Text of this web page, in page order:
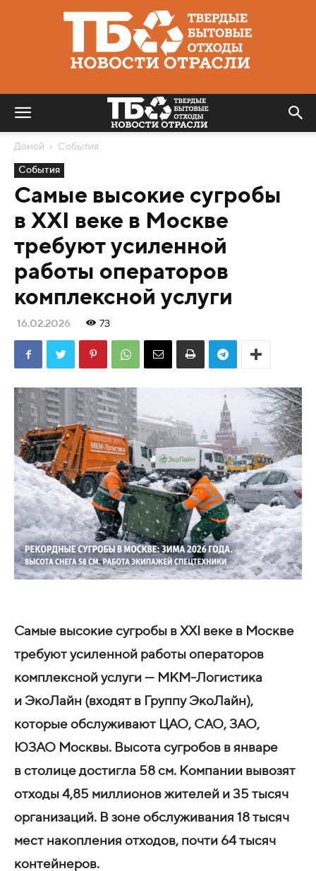
Твердые
бытовые
отходы
|
Домой События
События
Самые высокие сугробы
в XXI веке в Москве
требуют усиленной
работы операторов
комплексной услуги
16.02.2026 73
Самые высокие сугробы в XXI веке в Москве
требуют усиленной работы операторов
комплексной услуги — МКМ-Логистика
и ЭкоЛайн (входят в Группу ЭкоЛайн),
которые обслуживают ЦАО, САО, ЗАО,
ЮЗАО Москвы. Высота сугробов в январе
в столице достигла 58 см. Компании вывозят
отходы 4,85 миллионов жителей и 35 тысяч
организаций. В зоне обслуживания 18 тысяч
мест накопления отходов, почти 64 тысяч
контейнеров.